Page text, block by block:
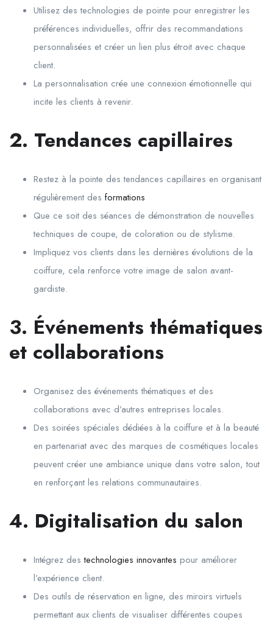
Utilisez des technologies de pointe pour enregistrer les
préférences individuelles, offrir des recommandations
personnalisées et créer un lien plus étroit avec chaque
client.
La personnalisation crée une connexion émotionnelle qui
incite les clients à revenir.
2. Tendances capillaires
Restez à la pointe des tendances capillaires en organisant
régulièrement des formations
Que ce soit des séances de démonstration de nouvelles
techniques de coupe, de coloration ou de stylisme.
Impliquez vos clients dans les dernières évolutions de la
coiffure, cela renforce votre image de salon avant-
gardiste.
3. Événements thématiques
et collaborations
Organisez des événements thématiques et des
collaborations avec d’autres entreprises locales.
Des soirées spéciales dédiées à la coiffure et à la beauté
en partenariat avec des marques de cosmétiques locales
peuvent créer une ambiance unique dans votre salon, tout
en renforçant les relations communautaires.
4. Digitalisation du salon
Intégrez des technologies innovantes pour améliorer
l’expérience client.
Des outils de réservation en ligne, des miroirs virtuels
permettant aux clients de visualiser différentes coupes